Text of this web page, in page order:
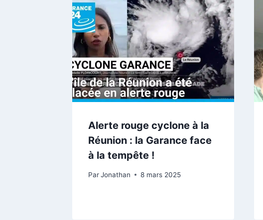
Alerte rouge cyclone à la
Réunion : la Garance face
à la tempête !
ParJonathan 8 mars 2025